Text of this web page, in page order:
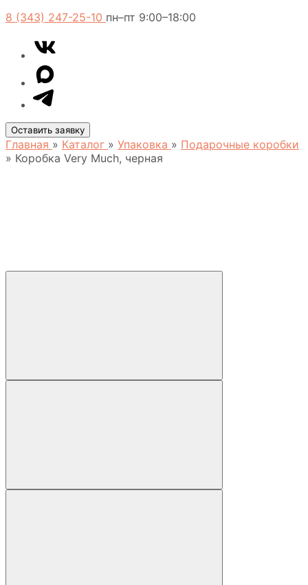
8 (343) 247-25-10 пн–пт 9:00–18:00
VK
Telegram
MAX
Оставить заявку
Главная » Каталог » Упаковка » Подарочные коробки
» Коробка Very Much, черная